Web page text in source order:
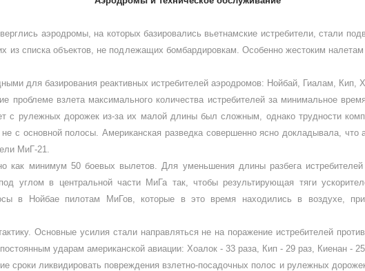
аэродромы, на которых базирова­лись вьетнамские истребители, стали
из списка объектов, не подлежащих бомбардировкам. Осо­бенно жестоким
для ба­зирования реактивных истребителей аэродромов: Нойбай, Гиалам, Кип,
взлета максимального количества истребителей за минимальное
с рулежных дорожек из-за их малой длины был сложным, однако трудно­сти
с основной полосы. Аме­риканская разведка совершенно ясно докладывала,
МиГ-21.
мини­мум 50 боевых вылетов. Для умень­шения длины разбега истребителей
углом в центральной части МиГа так, чтобы результирующая тяги
в Нойбае пилотам МиГов, которые в это время находились в воздухе,
Основ­ные усилия стали направляться не на поражение истребителей
ударам американской авиации: Хоалок - 33 раза, Кип - 29 раз, Киенан -
сроки лик­видировать повреждения взлетно-посадочных полос и рулежных